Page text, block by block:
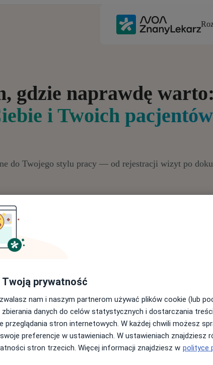
gdzie naprawdę warto:
i Twoich pacjentów
do Twojego stylu pracy — od rejestracji wizyt po
gdy
Noa & ZnanyLekarz
Wzmocnij swoją praktykę, łącząc Noa z
narzędziami ZnanyLekarz Pro.
Twoją prywatność
nam i naszym partnerom używać plików cookie (lub
danych do celów statystycznych i dostarczania
przeglądania stron internetowych. W każdej chwili możesz
preferencje w ustawieniach. W ustawieniach znajdziesz
stron trzecich. Więcej informacji znajdziesz w polityce